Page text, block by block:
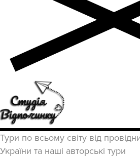
Тури по всьому світу від
України та наші авторські тури